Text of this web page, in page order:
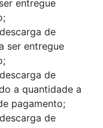
entregue
de
ser entregue
de
a quantidade a
pagamento;
de